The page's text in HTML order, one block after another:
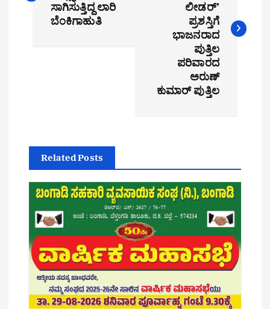
g
a
o
n
ಸಾಗಿಸುತ್ತಿದ್ದ ಲಾರಿ
ಬೆಂಕಿಗಾಹುತಿ
ಲೀಡರ್’
ಪ್ರಶಸ್ತಿಗೆ
ಭಾಜನರಾದ
ಪುತ್ತಿಲ
ಪರಿವಾರದ
ಅರುಣ್
ಕುಮಾರ್ ಪುತ್ತಿಲ
Related Posts